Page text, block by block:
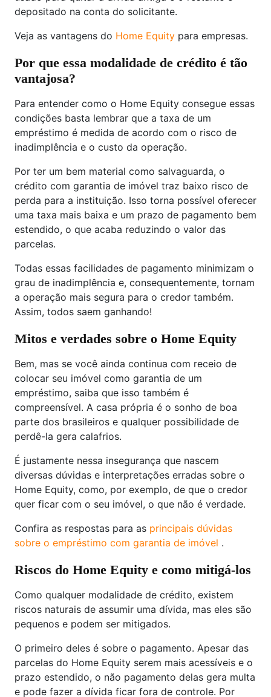
depositado na conta do solicitante.
Veja as vantagens do Home Equity para empresas.
Por que essa modalidade de crédito é tão
vantajosa?
Para entender como o Home Equity consegue essas
condições basta lembrar que a taxa de um
empréstimo é medida de acordo com o risco de
inadimplência e o custo da operação.
Por ter um bem material como salvaguarda, o
crédito com garantia de imóvel traz baixo risco de
perda para a instituição. Isso torna possível oferecer
uma taxa mais baixa e um prazo de pagamento bem
estendido, o que acaba reduzindo o valor das
parcelas.
Todas essas facilidades de pagamento minimizam o
grau de inadimplência e, consequentemente, tornam
a operação mais segura para o credor também.
Assim, todos saem ganhando!
Mitos e verdades sobre o Home Equity
Bem, mas se você ainda continua com receio de
colocar seu imóvel como garantia de um
empréstimo, saiba que isso também é
compreensível. A casa própria é o sonho de boa
parte dos brasileiros e qualquer possibilidade de
perdê-la gera calafrios.
É justamente nessa insegurança que nascem
diversas dúvidas e interpretações erradas sobre o
Home Equity, como, por exemplo, de que o credor
quer ficar com o seu imóvel, o que não é verdade.
Confira as respostas para as principais dúvidas
sobre o empréstimo com garantia de imóvel .
Riscos do Home Equity e como mitigá-los
Como qualquer modalidade de crédito, existem
riscos naturais de assumir uma dívida, mas eles são
pequenos e podem ser mitigados.
O primeiro deles é sobre o pagamento. Apesar das
parcelas do Home Equity serem mais acessíveis e o
prazo estendido, o não pagamento delas gera multa
e pode fazer a dívida ficar fora de controle. Por